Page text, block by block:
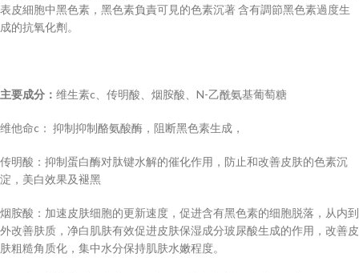
表皮細胞中黑色素，黑色素負責可見的色素沉著 含有調節黑色素過度生
成的抗氧化劑。
主要成分： 维生素c、传明酸、烟胺酸、N-乙酰氨基葡萄糖
维他命c： 抑制抑制酪氨酸酶，阻断黑色素生成，
传明酸：抑制蛋白酶对肽键水解的催化作用，防止和改善皮肤的色素沉
淀，美白效果及褪黑
烟胺酸：加速皮肤细胞的更新速度，促进含有黑色素的细胞脱落，从内到
外改善肤质，净白肌肤有效促进皮肤保湿成分玻尿酸生成的作用，改善皮
肤粗糙角质化，集中水分保持肌肤水嫩程度。